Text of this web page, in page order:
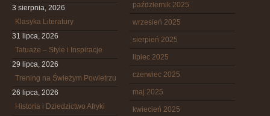
3 sierpnia, 2026
Klasyka Literatury
31 lipca, 2026
Tatuaże – Style i Inspiracje
29 lipca, 2026
Trening na Świeżym Powietrzu
26 lipca, 2026
Historia i Dziedzictwo Afryki
październik 2025
wrzesień 2025
sierpień 2025
lipiec 2025
czerwiec 2025
maj 2025
kwiecień 2025